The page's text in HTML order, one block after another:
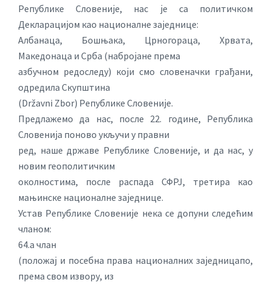
Републике Словеније, нас је са политичком
Декларацијом као националне заједнице:
Албанаца, Бошњака, Црногораца, Хрвата,
Македонаца и Срба (набројане према
азбучном редоследу) који смо словеначки грађани,
одредила Скупштина
(Državni Zbor) Републике Словеније.
Предлажемо да нас, после 22. године, Република
Словенија поново укључи у правни
ред, наше државе Републике Словеније, и да нас, у
новим геополитичким
околностима, после распада СФРЈ, третира као
мањинске националне заједнице.
Устав Републике Словеније нека се допуни следећим
чланом:
64.а члан
(положај и посебна права националних заједницапо,
према свом извору, из